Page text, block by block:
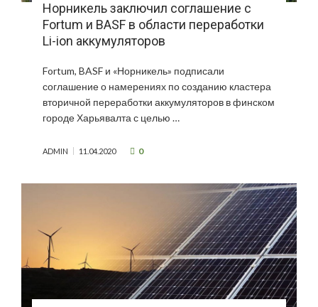
Норникель заключил соглашение с
Fortum и BASF в области переработки
Li-ion аккумуляторов
Fortum, BASF и «Норникель» подписали
соглашение о намерениях по созданию кластера
вторичной переработки аккумуляторов в финском
городе Харьявалта с целью …
ADMIN 11.04.2020 0